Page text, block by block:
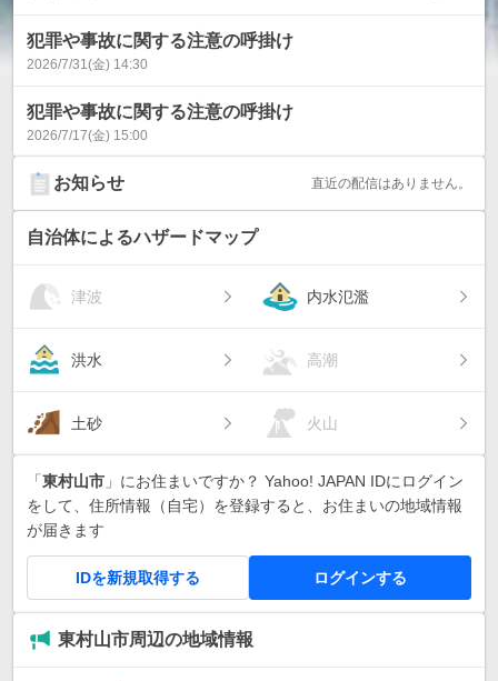
犯罪や事故に関する注意の呼掛け
2026/7/31(金) 14:30
犯罪や事故に関する注意の呼掛け
2026/7/17(金) 15:00
お知らせ 直近の配信はありません。
自治体によるハザードマップ
津波 内水氾濫
洪水 高潮
土砂 火山
「東村山市 」にお住まいですか？ Yahoo! JAPAN IDにログイン
をして、住所情報（自宅）を登録すると、お住まいの地域情報
が届きます
IDを新規取得する ログインする
東村山市周辺の地域情報